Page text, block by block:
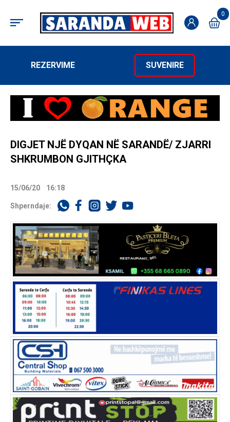
0
REZERVIME SUVENIRE
DIGJET NJË DYQAN NË SARANDË/ ZJARRI
SHKRUMBON GJITHÇKA
15/06/20 16:18
Shperndaje: